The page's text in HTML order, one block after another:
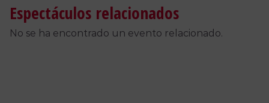
Espectáculos relacionados
No se ha encontrado un evento relacionado.